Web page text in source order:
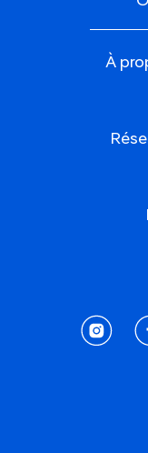
À
instagram